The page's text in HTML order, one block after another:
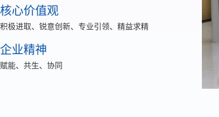
核心价值观
积极进取、锐意创新、专业引领、精益求精
企业精神
赋能、共生、协同